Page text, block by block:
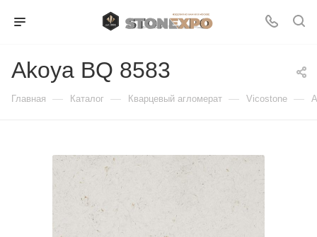
Akoya BQ 8583
Главная — Каталог — Кварцевый агломерат — Vicostone —